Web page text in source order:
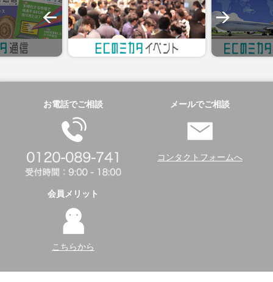
お電話でご相談 メールでご相談
コンタクトフォームへ
会員メリット
こちらから